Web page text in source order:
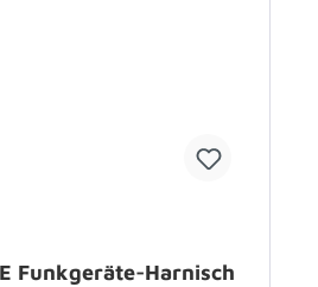
Funkgeräte-Harnisch